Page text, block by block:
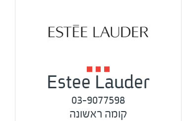
Estee Lauder
03-9077598
קומה ראשונה